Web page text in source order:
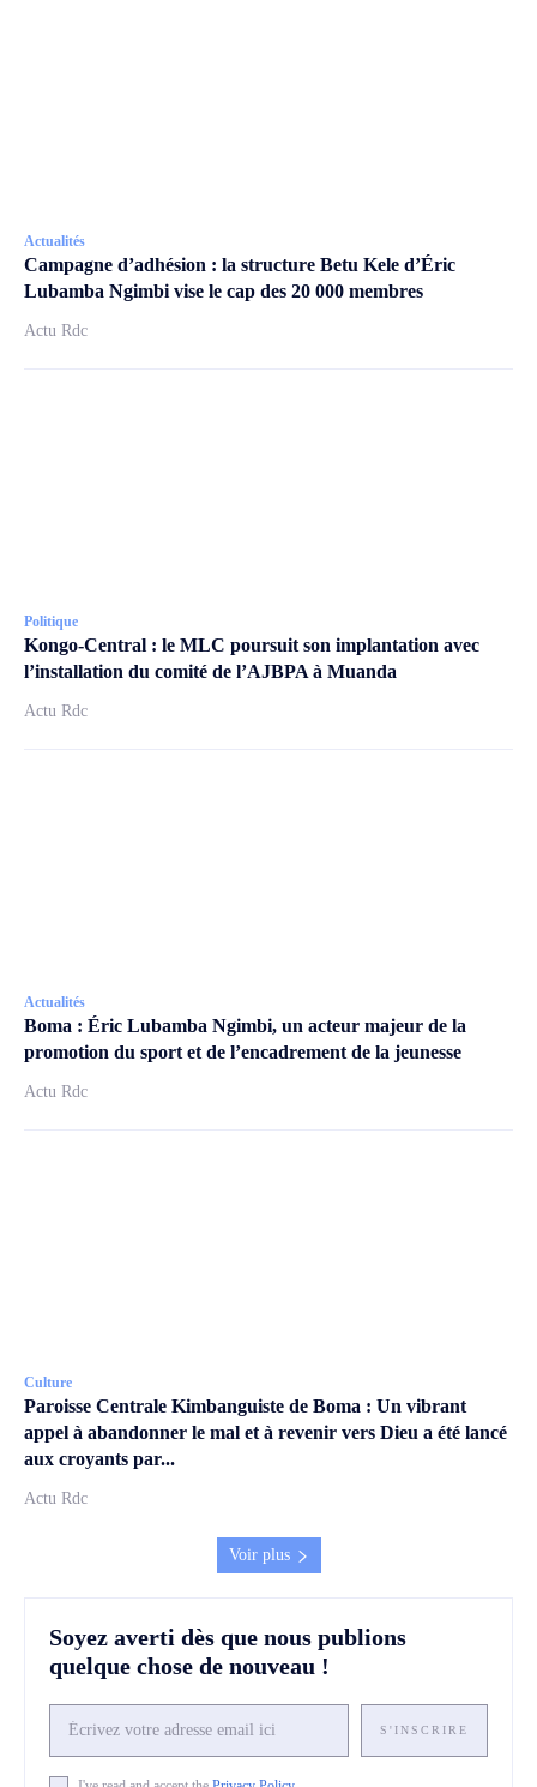
Actualités
Campagne d’adhésion : la structure Betu Kele d’Éric
Lubamba Ngimbi vise le cap des 20 000 membres
Actu Rdc
Politique
Kongo-Central : le MLC poursuit son implantation avec
l’installation du comité de l’AJBPA à Muanda
Actu Rdc
Actualités
Boma : Éric Lubamba Ngimbi, un acteur majeur de la
promotion du sport et de l’encadrement de la jeunesse
Actu Rdc
Culture
Paroisse Centrale Kimbanguiste de Boma : Un vibrant
appel à abandonner le mal et à revenir vers Dieu a été lancé
aux croyants par...
Actu Rdc
Voir plus
Soyez averti dès que nous publions
quelque chose de nouveau !
S'INSCRIRE